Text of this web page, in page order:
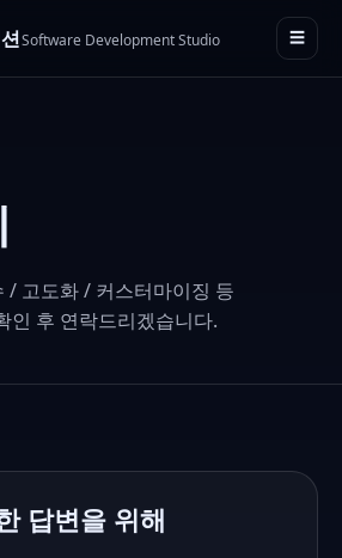
Software Development Studio ☰
/ 고도화 / 커스터마이징 등
인 후 연락드리겠습니다.
답변을 위해